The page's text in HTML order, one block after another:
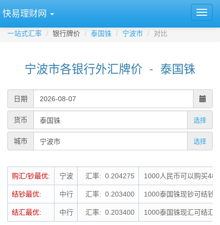
快易理财网
一站式汇率 银行牌价 泰国铢 宁波市 对比
宁波市各银行外汇牌价 - 泰国铢
日期
货币 选择
城市 选择
购汇/钞最优: 宁波 汇率: 0.204275 1000人民币可以购买
结钞最优: 中行 汇率: 0.203400 1000泰国铢现钞可结钞
结汇最优: 中行 汇率: 0.203400 1000泰国铢现汇可结汇